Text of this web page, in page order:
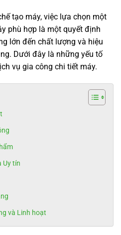
tạo máy, việc lựa chọn một
phù hợp là một quyết định
lớn đến chất lượng và hiệu
Dưới đây là những yếu tố
vụ gia công chi tiết máy.
Uy tín
và Linh hoạt